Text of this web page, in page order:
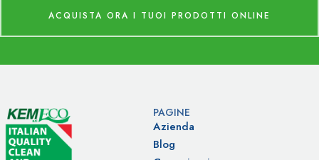
ACQUISTA ORA I TUOI PRODOTTI ONLINE
PAGINE
Azienda
Blog